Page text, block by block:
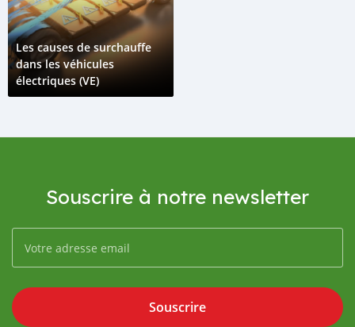
Les causes de surchauffe
dans les véhicules
électriques (VE)
Souscrire à notre newsletter
Souscrire